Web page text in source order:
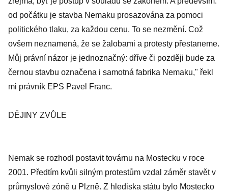
od počátku je stavba Nemaku prosazována za pomoci
politického tlaku, za každou cenu. To se nezmění. Což
ovšem neznamená, že se žalobami a protesty přestaneme.
Můj právní názor je jednoznačný: dříve či později bude za
černou stavbu označena i samotná fabrika Nemaku," řekl
mi právník EPS Pavel Franc.
DĚJINY ZVŮLE
Nemak se rozhodl postavit továrnu na Mostecku v roce
2001. Předtím kvůli silným protestům vzdal záměr stavět v
průmyslové zóně u Plzně. Z hlediska státu bylo Mostecko